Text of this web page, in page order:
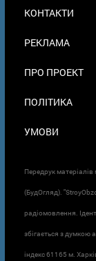
В
КОНТАКТИ
РЕКЛАМА
ПРО ПРОЕКТ
ПОЛІТИКА
УМОВИ
Передрук
(БудОгляд).
радіомовлення.
збігається з думкою
індекс 61165 м.